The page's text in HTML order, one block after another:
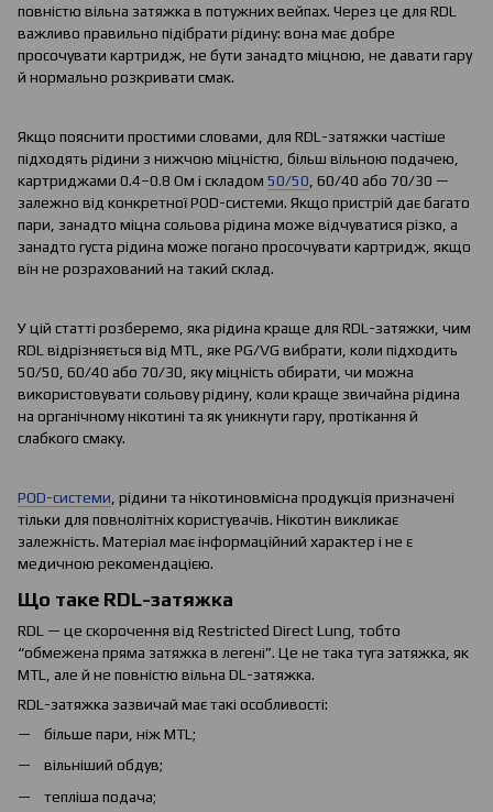
повністю вільна затяжка в потужних вейпах. Через це для RDL
важливо правильно підібрати рідину: вона має добре
просочувати картридж, не бути занадто міцною, не давати гару
й нормально розкривати смак.
Якщо пояснити простими словами, для RDL-затяжки частіше
підходять рідини з нижчою міцністю, більш вільною подачею,
картриджами 0.4–0.8 Ом і складом 50/50, 60/40 або 70/30 —
залежно від конкретної POD-системи. Якщо пристрій дає багато
пари, занадто міцна сольова рідина може відчуватися різко, а
занадто густа рідина може погано просочувати картридж, якщо
він не розрахований на такий склад.
У цій статті розберемо, яка рідина краще для RDL-затяжки, чим
RDL відрізняється від MTL, яке PG/VG вибрати, коли підходить
50/50, 60/40 або 70/30, яку міцність обирати, чи можна
використовувати сольову рідину, коли краще звичайна рідина
на органічному нікотині та як уникнути гару, протікання й
слабкого смаку.
POD-системи, рідини та нікотиновмісна продукція призначені
тільки для повнолітніх користувачів. Нікотин викликає
залежність. Матеріал має інформаційний характер і не є
медичною рекомендацією.
Що таке RDL-затяжка
RDL — це скорочення від Restricted Direct Lung, тобто
“обмежена пряма затяжка в легені”. Це не така туга затяжка, як
MTL, але й не повністю вільна DL-затяжка.
RDL-затяжка зазвичай має такі особливості:
більше пари, ніж MTL;
вільніший обдув;
тепліша подача;